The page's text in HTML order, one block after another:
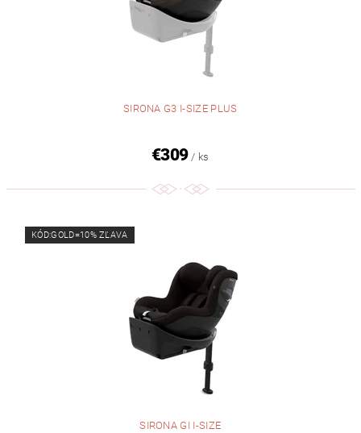
SIRONA G3 I-SIZE PLUS
€309 / ks
KÓD:GOLD=10% ZĽAVA
SIRONA GI I-SIZE